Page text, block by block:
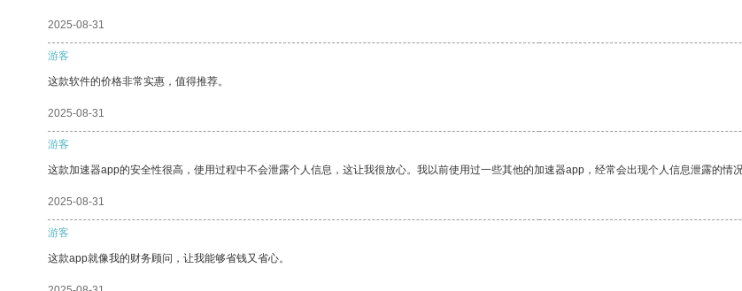
2025-08-31
游客
这款软件的价格非常实惠，值得推荐。
2025-08-31
游客
这款加速器app的安全性很高，使用过程中不会泄露个人信息，这让我很放心。我以前使用过一些其他的加速器app，经常会出现个人信息泄露的情
2025-08-31
游客
这款app就像我的财务顾问，让我能够省钱又省心。